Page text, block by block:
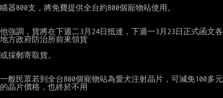
瞄器800支，將免費提供全台約800個寵物站使用。
他強調，貨將在下週二3月24日抵達，下週一3月23日正式函文各
地方政府防治所前來領貨
或採郵寄取貨。
一般民眾若到全台800個寵物站為愛犬注射晶片，可減免100多元
的晶片價格，也終於不用